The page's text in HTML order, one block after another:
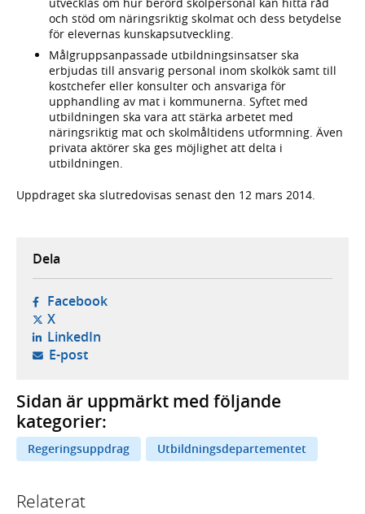
och stöd om näringsriktig skolmat och dess betydelse
för elevernas kunskapsutveckling.
Målgruppsanpassade utbildningsinsatser ska
erbjudas till ansvarig personal inom skolkök samt till
kostchefer eller konsulter och ansvariga för
upphandling av mat i kommunerna. Syftet med
utbildningen ska vara att stärka arbetet med
näringsriktig mat och skolmåltidens utformning. Även
privata aktörer ska ges möjlighet att delta i
utbildningen.
Uppdraget ska slutredovisas senast den 12 mars 2014.
Dela
Facebook- öppnas i ny flik, extern webbplats,
X- öppnas i ny flik, extern webbplats,
LinkedIn- öppnas i ny flik, extern webbplats,
E-post- öppnar din e-postklient,
Sidan är uppmärkt med följande
kategorier:
Regeringsuppdrag Utbildningsdepartementet
Relaterat